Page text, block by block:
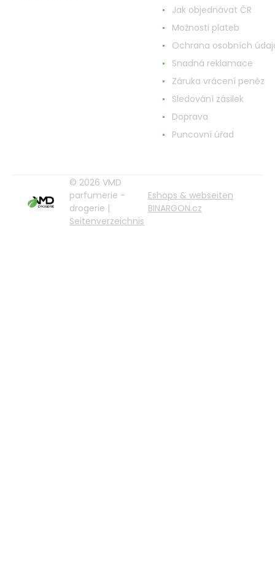
Jak objednávat ČR
Možnosti plateb
Ochrana osobních
Snadná reklamace
Záruka vrácení peněz
Sledování zásilek
Doprava
Puncovní úřad
© 2026 VMD
parfumerie -
drogerie |
Seitenverzeichnis
Eshops & webseiten
BINARGON.cz